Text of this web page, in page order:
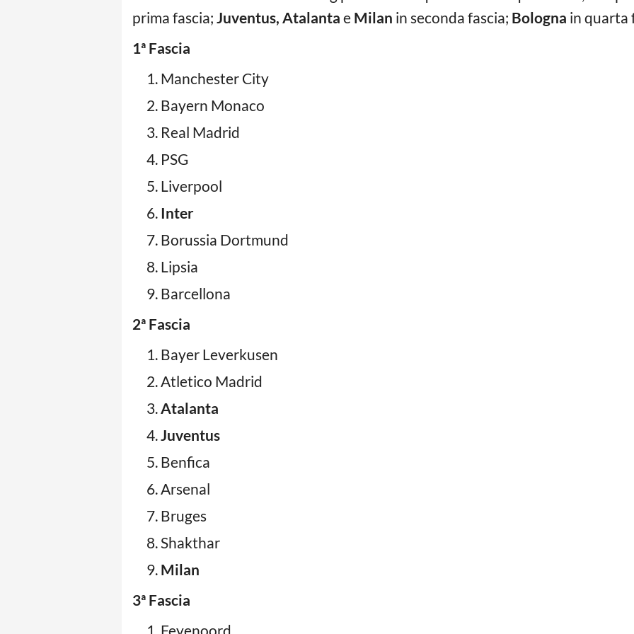
prima fascia; Juventus, Atalanta e Milan in seconda fascia; Bologna in quarta
1ª Fascia
Manchester City
Bayern Monaco
Real Madrid
PSG
Liverpool
Inter
Borussia Dortmund
Lipsia
Barcellona
2ª Fascia
Bayer Leverkusen
Atletico Madrid
Atalanta
Juventus
Benfica
Arsenal
Bruges
Shakthar
Milan
3ª Fascia
Feyenoord